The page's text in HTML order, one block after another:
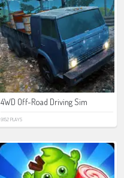
4WD Off-Road Driving Sim
9152 PLAYS